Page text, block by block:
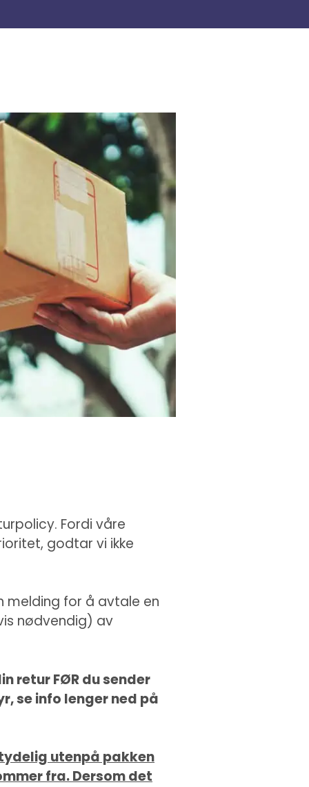
Fordi våre
godtar vi ikke
melding for å avtale en
nødvendig) av
retur FØR du sender
se info lenger ned på
utenpå pakken
fra. Dersom det